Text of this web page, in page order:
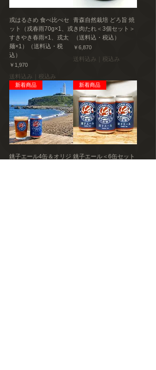
戎はるさめ 食べ比べセ
ット（戎春雨70g×1、戎
すきやき春雨×1、戎太
麺×1）（送料込・税
込）
価格
￥1,970
送料込み｜税込み
青森自然栽培 どろ旨 焼
き肉たれ＜3個セット＞
（送料込・税込）
価格
￥6,870
送料込み｜税込み
新着商品
銚子エール4缶＆オリジ
新着商品
銚子エール＜6缶セット